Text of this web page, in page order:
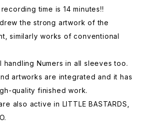
time is 14 minutes!!
the strong artwork of the
similarly works of conventional
handling Numers in all sleeves too.
artworks are integrated and it has
quality finished work.
also active in LITTLE BASTARDS,